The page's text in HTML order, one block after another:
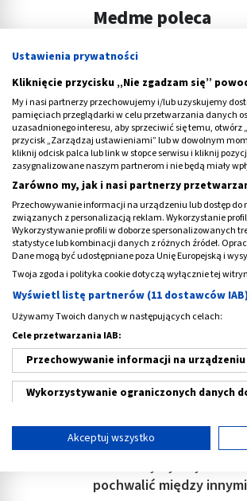
Medme poleca
Ziajka, krem do
pielęgnacji dzieci i
niemowląt, 50 ml
5,09 PLN
‹
Co to znaczy
Alabastrowa cera to
Posiadaczki i
pochwalić między innymi
Ustawienia prywatności
Kliknięcie przycisku „Nie zgadzam się”
My i nasi partnerzy przechowujemy i/lub uzyskujemy
pamięciach przeglądarki w celu przetwarzania danych
uzasadnionego interesu, aby sprzeciwić się temu,
przycisk „Zarządzaj ustawieniami” lub w dowolnym
kliknij odcisk palca lub link w stopce serwisu i kliknij
zasygnalizowane naszym partnerom i nie będą miały
Zarówno my, jak i nasi partnerzy
Przechowywanie informacji na urządzeniu lub dostęp
związanych z personalizacją reklam. Wykorzystanie
Wykorzystywanie profili w doborze spersonalizowanych
statystyce lub kombinacji danych z różnych źródeł.
Dane mogą być udostępniane poza Unię Europejską i
Twoja zgoda i polityka cookie dotyczą wyłącznie tej
Wyświetl listę partnerów (11 dostawców
Używamy Twoich danych w następujących celach:
Cele przetwarzania IAB:
Przechowywanie informacji na
Wykorzystywanie ograniczonych danych
Tworzenie profili w celu
Tworzenie profili w celu personalizacji
Akceptuj wszystko